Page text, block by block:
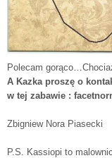
Polecam
A Kazka proszę o
w tej zabawie :
Zbigniew Nora Piasecki
P.S. Kassiopi to